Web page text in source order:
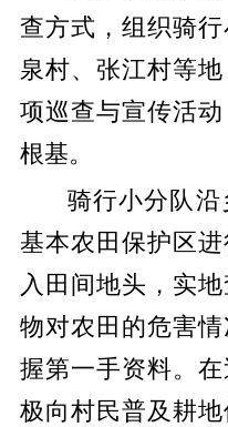
查方式，组织骑
泉村、张江村等
项巡查与宣传活
根基。
骑行小分队
基本农田保护区
入田间地头，实
物对农田的危害
握第一手资料。
极向村民普及耕